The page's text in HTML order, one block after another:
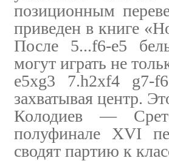
позиционным
приведен в книге
После 5...f6-e5
могут играть не
e5xg3 7.h2xf4 g7-
захватывая центр.
Колодиев —
полуфинале XVI
сводят партию к